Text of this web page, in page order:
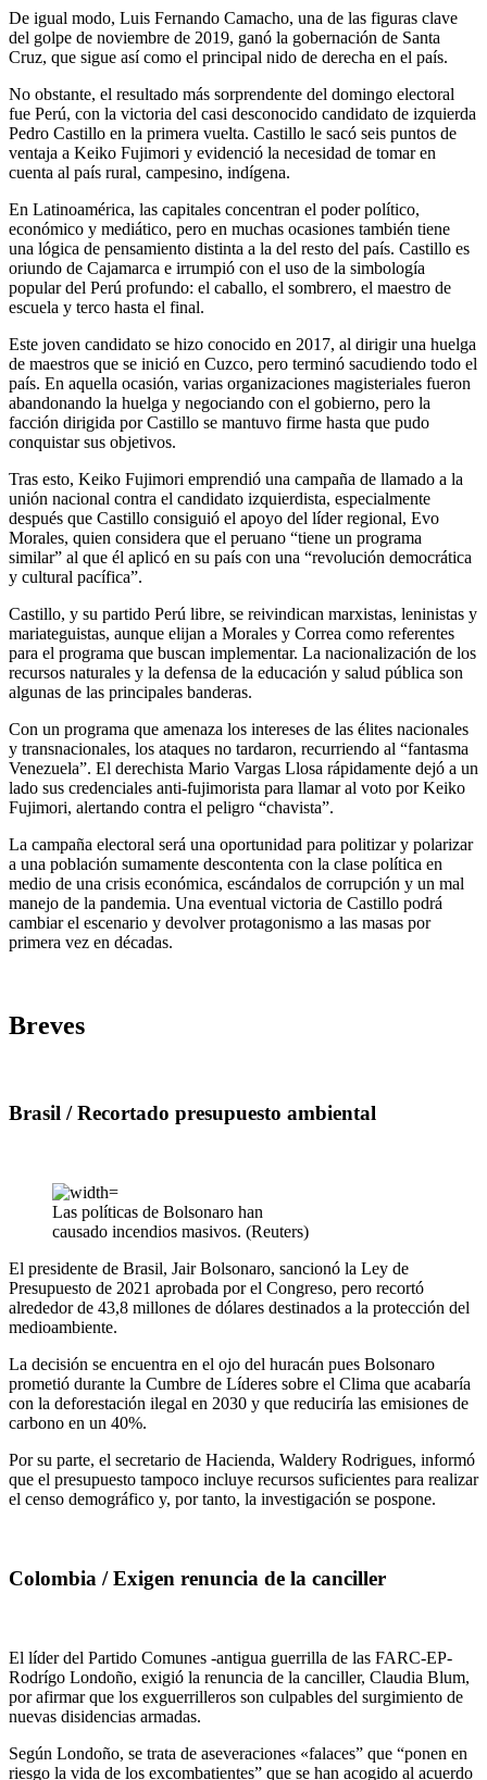
De igual modo, Luis Fernando Camacho, una de las figuras clave
del golpe de noviembre de 2019, ganó la gobernación de Santa
Cruz, que sigue así como el principal nido de derecha en el país.
No obstante, el resultado más sorprendente del domingo electoral
fue Perú, con la victoria del casi desconocido candidato de izquierda
Pedro Castillo en la primera vuelta. Castillo le sacó seis puntos de
ventaja a Keiko Fujimori y evidenció la necesidad de tomar en
cuenta al país rural, campesino, indígena.
En Latinoamérica, las capitales concentran el poder político,
económico y mediático, pero en muchas ocasiones también tiene
una lógica de pensamiento distinta a la del resto del país. Castillo es
oriundo de Cajamarca e irrumpió con el uso de la simbología
popular del Perú profundo: el caballo, el sombrero, el maestro de
escuela y terco hasta el final.
Este joven candidato se hizo conocido en 2017, al dirigir una huelga
de maestros que se inició en Cuzco, pero terminó sacudiendo todo el
país. En aquella ocasión, varias organizaciones magisteriales fueron
abandonando la huelga y negociando con el gobierno, pero la
facción dirigida por Castillo se mantuvo firme hasta que pudo
conquistar sus objetivos.
Tras esto, Keiko Fujimori emprendió una campaña de llamado a la
unión nacional contra el candidato izquierdista, especialmente
después que Castillo consiguió el apoyo del líder regional, Evo
Morales, quien considera que el peruano “tiene un programa
similar” al que él aplicó en su país con una “revolución democrática
y cultural pacífica”.
Castillo, y su partido Perú libre, se reivindican marxistas, leninistas y
mariateguistas, aunque elijan a Morales y Correa como referentes
para el programa que buscan implementar. La nacionalización de los
recursos naturales y la defensa de la educación y salud pública son
algunas de las principales banderas.
Con un programa que amenaza los intereses de las élites nacionales
y transnacionales, los ataques no tardaron, recurriendo al “fantasma
Venezuela”. El derechista Mario Vargas Llosa rápidamente dejó a un
lado sus credenciales anti-fujimorista para llamar al voto por Keiko
Fujimori, alertando contra el peligro “chavista”.
La campaña electoral será una oportunidad para politizar y polarizar
a una población sumamente descontenta con la clase política en
medio de una crisis económica, escándalos de corrupción y un mal
manejo de la pandemia. Una eventual victoria de Castillo podrá
cambiar el escenario y devolver protagonismo a las masas por
primera vez en décadas.
Breves
Brasil / Recortado presupuesto ambiental
Las políticas de Bolsonaro han
causado incendios masivos. (Reuters)
El presidente de Brasil, Jair Bolsonaro, sancionó la Ley de
Presupuesto de 2021 aprobada por el Congreso, pero recortó
alrededor de 43,8 millones de dólares destinados a la protección del
medioambiente.
La decisión se encuentra en el ojo del huracán pues Bolsonaro
prometió durante la Cumbre de Líderes sobre el Clima que acabaría
con la deforestación ilegal en 2030 y que reduciría las emisiones de
carbono en un 40%.
Por su parte, el secretario de Hacienda, Waldery Rodrigues, informó
que el presupuesto tampoco incluye recursos suficientes para realizar
el censo demográfico y, por tanto, la investigación se pospone.
Colombia / Exigen renuncia de la canciller
El líder del Partido Comunes -antigua guerrilla de las FARC-EP-
Rodrígo Londoño, exigió la renuncia de la canciller, Claudia Blum,
por afirmar que los exguerrilleros son culpables del surgimiento de
nuevas disidencias armadas.
Según Londoño, se trata de aseveraciones «falaces” que “ponen en
riesgo la vida de los excombatientes” que se han acogido al acuerdo